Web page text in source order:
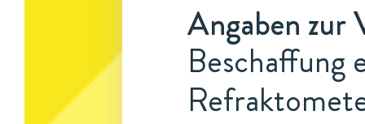
Angaben zur
Beschaffung